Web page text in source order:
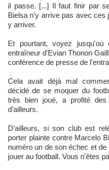
il passe. [...] Il faut finir par
Bielsa n’y arrive pas avec ces
y arriver.
Et pourtant, voyez
entraîneur d'Evian Thonon
conférence de presse de
Cela avait déjà mal
décidé de se moquer du
très bien joué, a profité des
d’ailleurs.
D’ailleurs, si son club est
porter plainte contre Marcelo
numéro un de son échec et
jouer au football. Vous n'êtes